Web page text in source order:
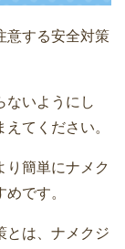
意する安全対策
ないようにし
てください。
り簡単にナメク
です。
とは、ナメクジ